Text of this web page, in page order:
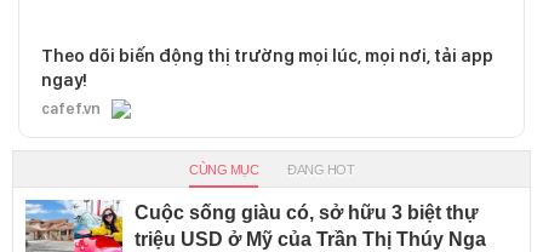
Theo dõi biến động thị trường mọi lúc, mọi nơi, tải app
ngay!
cafef.vn
CÙNG MỤC ĐANG HOT
Cuộc sống giàu có, sở hữu 3 biệt thự
triệu USD ở Mỹ của Trần Thị Thúy Nga